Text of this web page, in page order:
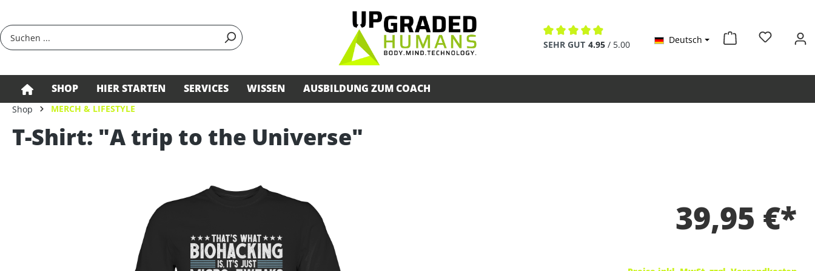
Durchschnittliche Bewertung von 4.9 von 5 Sternen
SEHR GUT 4.95 / 5.00 Deutsch
SHOP HIER STARTEN SERVICES WISSEN AUSBILDUNG ZUM COACH
Shop MERCH & LIFESTYLE
T-Shirt: "A trip to the Universe"
39,95 €*